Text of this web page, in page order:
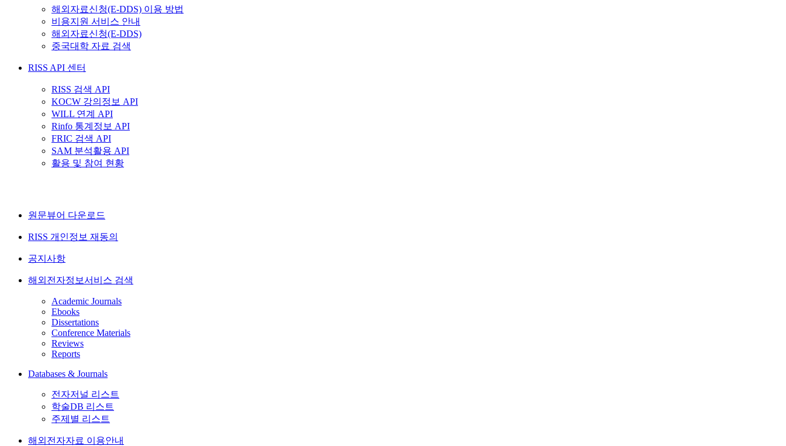
해외자료신청(E-DDS) 이용 방법
비용지원 서비스 안내
해외자료신청(E-DDS)
중국대학 자료 검색
RISS API 센터
RISS 검색 API
KOCW 강의정보 API
WILL 연계 API
Rinfo 통계정보 API
FRIC 검색 API
SAM 분석활용 API
활용 및 참여 현황
원문뷰어 다운로드
RISS 개인정보 재동의
공지사항
해외전자정보서비스 검색
Academic Journals
Ebooks
Dissertations
Conference Materials
Reviews
Reports
Databases & Journals
전자저널 리스트
학술DB 리스트
주제별 리스트
해외전자자료 이용안내